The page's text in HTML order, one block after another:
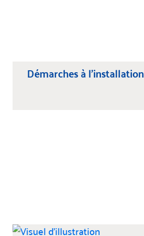
Démarches à l’installation